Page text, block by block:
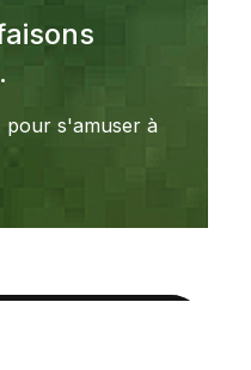
pour s'amuser à